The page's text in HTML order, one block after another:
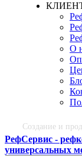
О
Создание и
РефСервис -
универсальных